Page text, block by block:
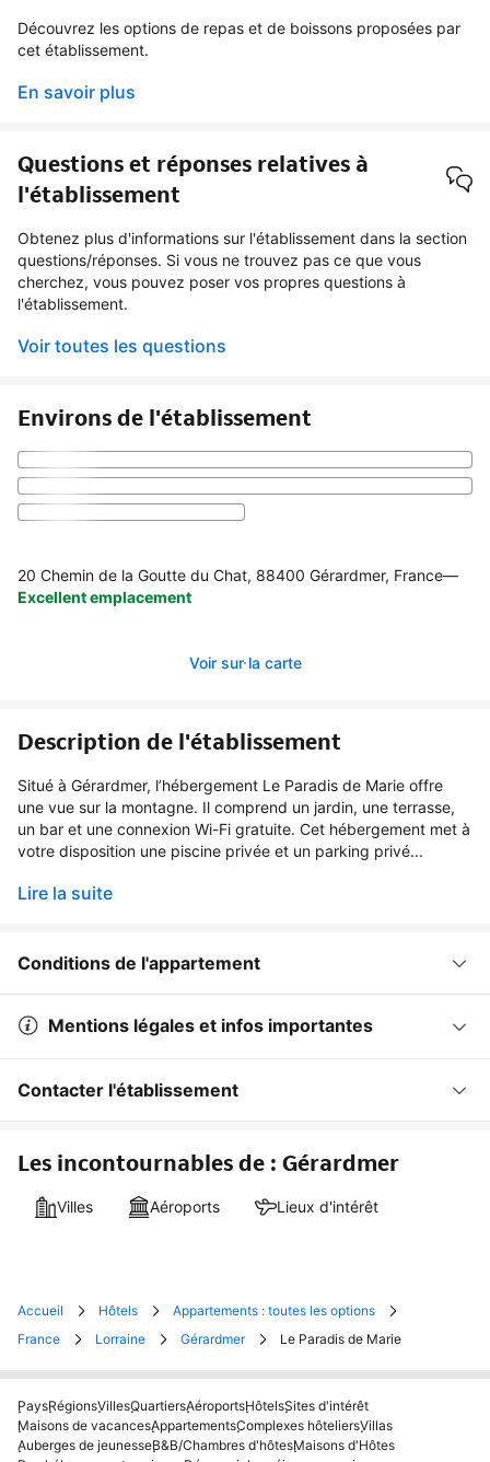
Découvrez les options de repas et de boissons proposées par
cet établissement.
En savoir plus
Questions et réponses relatives à
l'établissement
Obtenez plus d'informations sur l'établissement dans la section
questions/réponses. Si vous ne trouvez pas ce que vous
cherchez, vous pouvez poser vos propres questions à
l'établissement.
Voir toutes les questions
Environs de l'établissement
20 Chemin de la Goutte du Chat, 88400 Gérardmer, France—
Excellent emplacement
Voir sur la carte
Description de l'établissement
Situé à Gérardmer, l’hébergement Le Paradis de Marie offre
une vue sur la montagne. Il comprend un jardin, une terrasse,
un bar et une connexion Wi-Fi gratuite. Cet hébergement met à
votre disposition une piscine privée et un parking privé...
Lire la suite
Conditions de l'appartement
Mentions légales et infos importantes
Contacter l'établissement
Les incontournables de : Gérardmer
Villes Aéroports Lieux d'intérêt
Accueil Hôtels
Appartements : toutes les options
France
Lorraine Gérardmer Le Paradis de Marie
PaysRégionsVillesQuartiersAéroportsHôtelsSites d'intérêt
Maisons de vacancesAppartementsComplexes hôteliersVillas
Auberges de jeunesseB&B/Chambres d'hôtesMaisons d'Hôtes